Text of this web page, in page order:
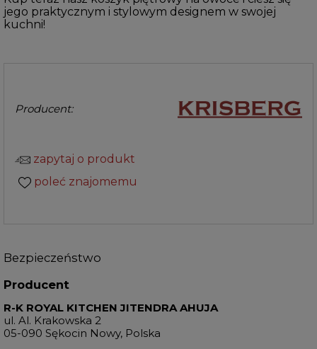
jego praktycznym i stylowym designem w swojej
kuchni!
Producent:
zapytaj o produkt
poleć znajomemu
Bezpieczeństwo
Producent
R-K ROYAL KITCHEN JITENDRA AHUJA
ul. Al. Krakowska 2
05-090 Sękocin Nowy, Polska